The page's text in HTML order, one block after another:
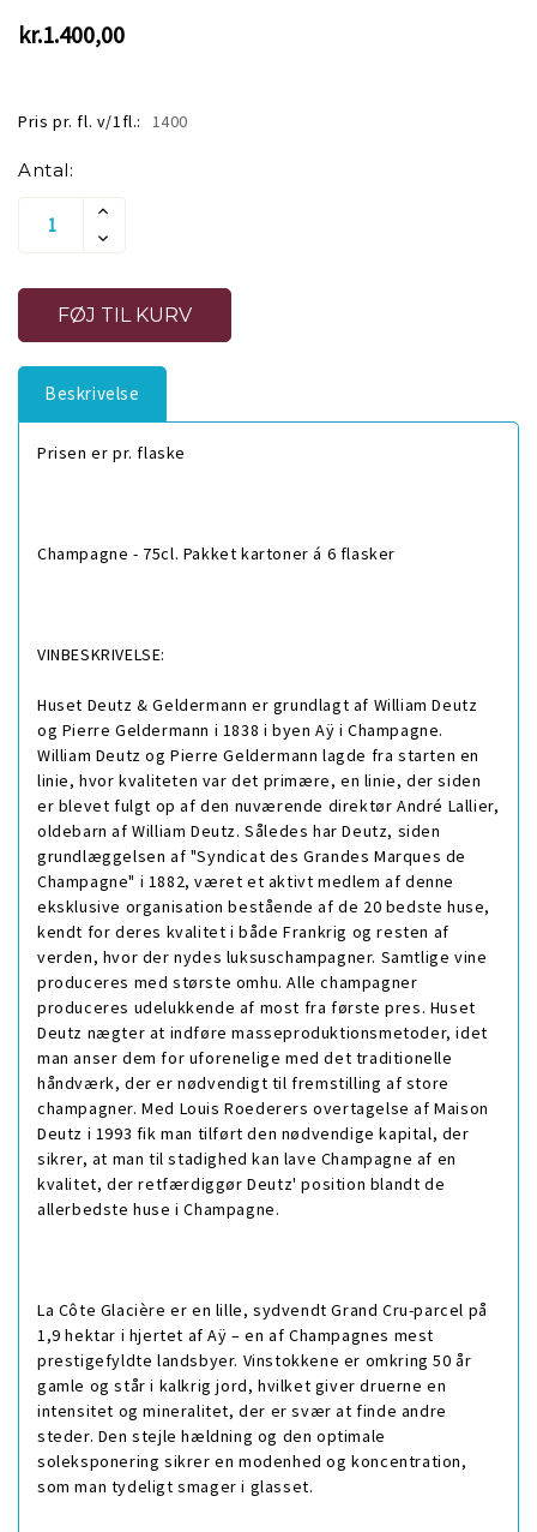
kr.1.400,00
Pris pr. fl. v/1fl.: 1400
Aktuelt
lager:
Antal:
Øg
Af
Undefined
Reducer
Antallet
Undefined
Beskrivelse
Prisen er pr. flaske
Champagne - 75cl. Pakket kartoner á 6 flasker
VINBESKRIVELSE:
Huset Deutz & Geldermann er grundlagt af William Deutz
og Pierre Geldermann i 1838 i byen Aÿ i Champagne.
William Deutz og Pierre Geldermann lagde fra starten en
linie, hvor kvaliteten var det primære, en linie, der siden
er blevet fulgt op af den nuværende direktør André Lallier,
oldebarn af William Deutz. Således har Deutz, siden
grundlæggelsen af "Syndicat des Grandes Marques de
Champagne" i 1882, været et aktivt medlem af denne
eksklusive organisation bestående af de 20 bedste huse,
kendt for deres kvalitet i både Frankrig og resten af
verden, hvor der nydes luksuschampagner. Samtlige vine
produceres med største omhu. Alle champagner
produceres udelukkende af most fra første pres. Huset
Deutz nægter at indføre masseproduktionsmetoder, idet
man anser dem for uforenelige med det traditionelle
håndværk, der er nødvendigt til fremstilling af store
champagner. Med Louis Roederers overtagelse af Maison
Deutz i 1993 fik man tilført den nødvendige kapital, der
sikrer, at man til stadighed kan lave Champagne af en
kvalitet, der retfærdiggør Deutz' position blandt de
allerbedste huse i Champagne.
La Côte Glacière er en lille, sydvendt Grand Cru-parcel på
1,9 hektar i hjertet af Aÿ – en af Champagnes mest
prestigefyldte landsbyer. Vinstokkene er omkring 50 år
gamle og står i kalkrig jord, hvilket giver druerne en
intensitet og mineralitet, der er svær at finde andre
steder. Den stejle hældning og den optimale
soleksponering sikrer en modenhed og koncentration,
som man tydeligt smager i glasset.